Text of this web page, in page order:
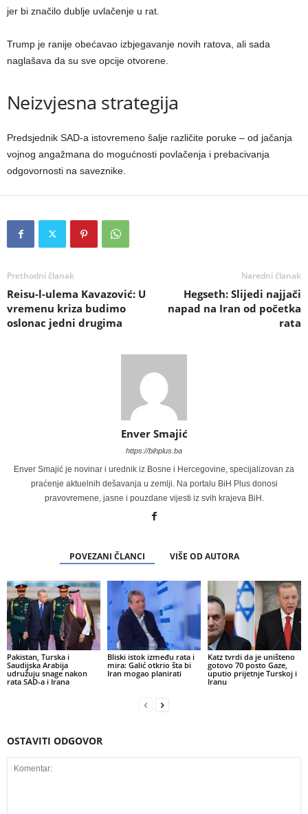
jer bi značilo dublje uvlačenje u rat.
Trump je ranije obećavao izbjegavanje novih ratova, ali sada
naglašava da su sve opcije otvorene.
Neizvjesna strategija
Predsjednik SAD-a istovremeno šalje različite poruke – od jačanja
vojnog angažmana do mogućnosti povlačenja i prebacivanja
odgovornosti na saveznike.
Prethodni članak
Reisu-l-ulema Kavazović: U
vremenu kriza budimo
oslonac jedni drugima
Naredni članak
Hegseth: Slijedi najjači
napad na Iran od početka
rata
Enver Smajić
https://bihplus.ba
Enver Smajić je novinar i urednik iz Bosne i Hercegovine, specijalizovan za
praćenje aktuelnih dešavanja u zemlji. Na portalu BiH Plus donosi
pravovremene, jasne i pouzdane vijesti iz svih krajeva BiH.
POVEZANI ČLANCI VIŠE OD AUTORA
Pakistan, Turska i
Saudijska Arabija
udružuju snage nakon
rata SAD-a i Irana
Bliski istok između rata i
mira: Galić otkrio šta bi
Iran mogao planirati
Katz tvrdi da je uništeno
gotovo 70 posto Gaze,
uputio prijetnje Turskoj i
Iranu
OSTAVITI ODGOVOR